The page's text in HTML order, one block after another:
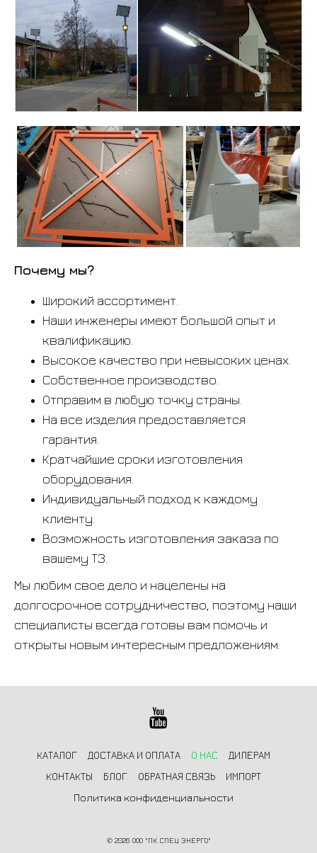
Почему мы?
Широкий ассортимент.
Наши инженеры имеют большой опыт и
квалификацию.
Высокое качество при невысоких ценах.
Собственное производство.
Отправим в любую точку страны.
На все изделия предоставляется
гарантия.
Кратчайшие сроки изготовления
оборудования.
Индивидуальный подход к каждому
клиенту.
Возможность изготовления заказа по
вашему ТЗ.
Мы любим свое дело и нацелены на
долгосрочное сотрудничество, поэтому наши
специалисты всегда готовы вам помочь и
открыты новым интересным предложениям.
КАТАЛОГ ДОСТАВКА И ОПЛАТА О НАС
ДИЛЕРАМ
КОНТАКТЫ
БЛОГ ОБРАТНАЯ СВЯЗЬ
ИМПОРТ
Политика конфиденциальности
© 2026 ООО "ПК СПЕЦ ЭНЕРГО"